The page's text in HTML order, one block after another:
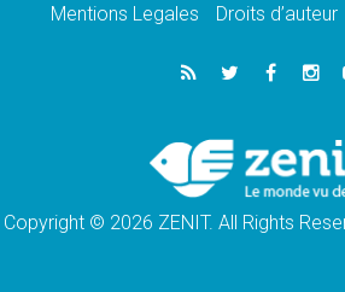
Le Pape attendu en
en Argentine et au Pérou
05.08.2026
Audience générale: la
Léon XIV invite les
être des «prophètes de
Mentions Legales
Droits d’auteur
Copyright © 2026 ZENIT. All Rights